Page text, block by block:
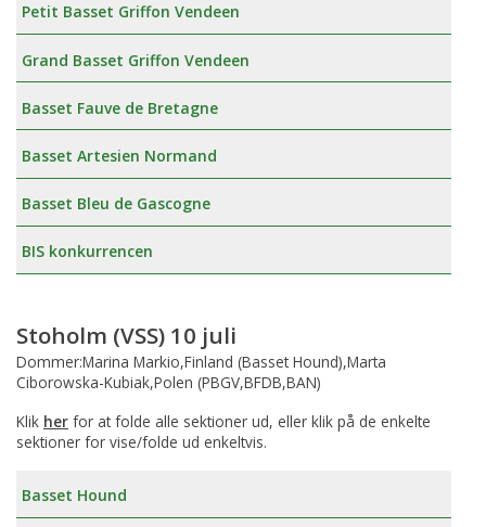
Petit Basset Griffon Vendeen
Grand Basset Griffon Vendeen
Basset Fauve de Bretagne
Basset Artesien Normand
Basset Bleu de Gascogne
BIS konkurrencen
Stoholm (VSS) 10 juli
Dommer:Marina Markio,Finland (Basset Hound),Marta
Ciborowska-Kubiak,Polen (PBGV,BFDB,BAN)
Klik her for at folde alle sektioner ud, eller klik på de enkelte
sektioner for vise/folde ud enkeltvis.
Basset Hound